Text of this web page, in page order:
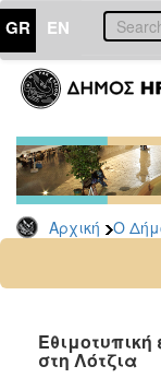
GR EN
Αρχική Ο
ΔΗΜΟΣ
Δελτία
Τύπου
Αρχείο
2026
2024
2022
στη Λότζια